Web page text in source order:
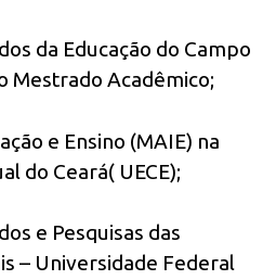
da Educação do Campo
Mestrado Acadêmico;
e Ensino (MAIE) na
do Ceará( UECE);
e Pesquisas das
– Universidade Federal